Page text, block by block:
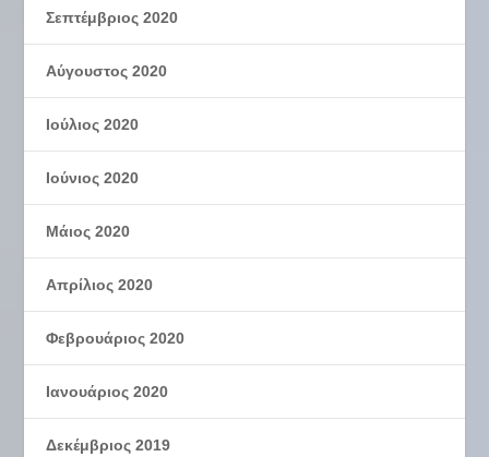
Σεπτέμβριος 2020
Αύγουστος 2020
Ιούλιος 2020
Ιούνιος 2020
Μάιος 2020
Απρίλιος 2020
Φεβρουάριος 2020
Ιανουάριος 2020
Δεκέμβριος 2019